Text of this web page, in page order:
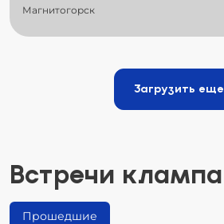
Магнитогорск
Загрузить еще
Встречи клампа
Прошедшие